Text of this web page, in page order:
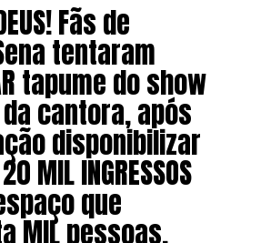
Fãs de
tentaram
tapume do show
cantora, após
disponibilizar
MIL INGRESSOS
que
MIL pessoas.